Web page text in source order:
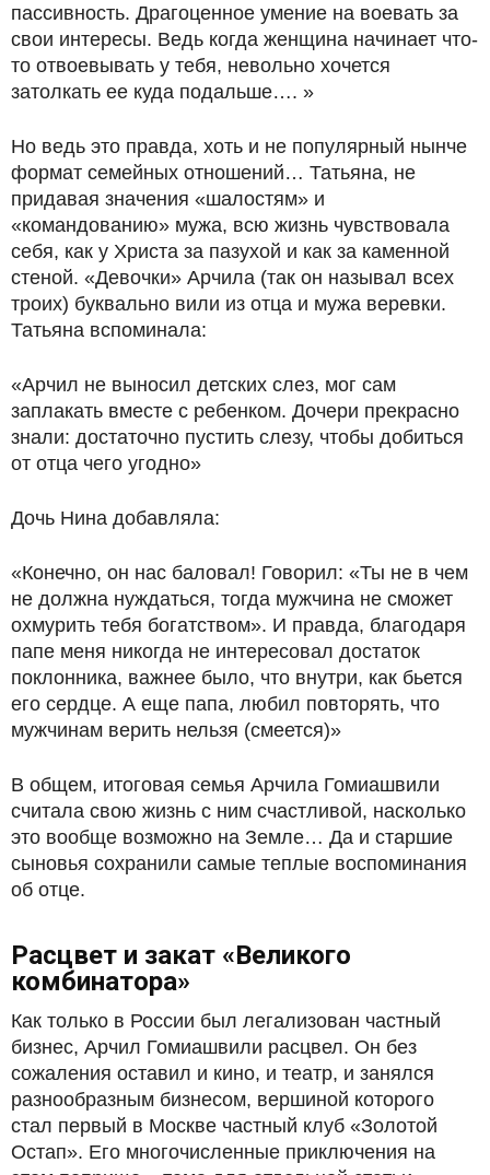
пассивность. Драгоценное умение на воевать за
свои интересы. Ведь когда женщина начинает что-
то отвоевывать у тебя, невольно хочется
затолкать ее куда подальше…. »
Но ведь это правда, хоть и не популярный нынче
формат семейных отношений… Татьяна, не
придавая значения «шалостям» и
«командованию» мужа, всю жизнь чувствовала
себя, как у Христа за пазухой и как за каменной
стеной. «Девочки» Арчила (так он называл всех
троих) буквально вили из отца и мужа веревки.
Татьяна вспоминала:
«Арчил не выносил детских слез, мог сам
заплакать вместе с ребенком. Дочери прекрасно
знали: достаточно пустить слезу, чтобы добиться
от отца чего угодно»
Дочь Нина добавляла:
«Конечно, он нас баловал! Говорил: «Ты не в чем
не должна нуждаться, тогда мужчина не сможет
охмурить тебя богатством». И правда, благодаря
папе меня никогда не интересовал достаток
поклонника, важнее было, что внутри, как бьется
его сердце. А еще папа, любил повторять, что
мужчинам верить нельзя (смеется)»
В общем, итоговая семья Арчила Гомиашвили
считала свою жизнь с ним счастливой, насколько
это вообще возможно на Земле… Да и старшие
сыновья сохранили самые теплые воспоминания
об отце.
Расцвет и закат «Великого
комбинатора»
Как только в России был легализован частный
бизнес, Арчил Гомиашвили расцвел. Он без
сожаления оставил и кино, и театр, и занялся
разнообразным бизнесом, вершиной которого
стал первый в Москве частный клуб «Золотой
Остап». Его многочисленные приключения на